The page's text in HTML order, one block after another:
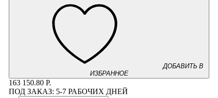
ДОБАВИТЬ В
ИЗБРАННОЕ
163 150.80 Р.
ПОД ЗАКАЗ: 5-7 РАБОЧИХ ДНЕЙ